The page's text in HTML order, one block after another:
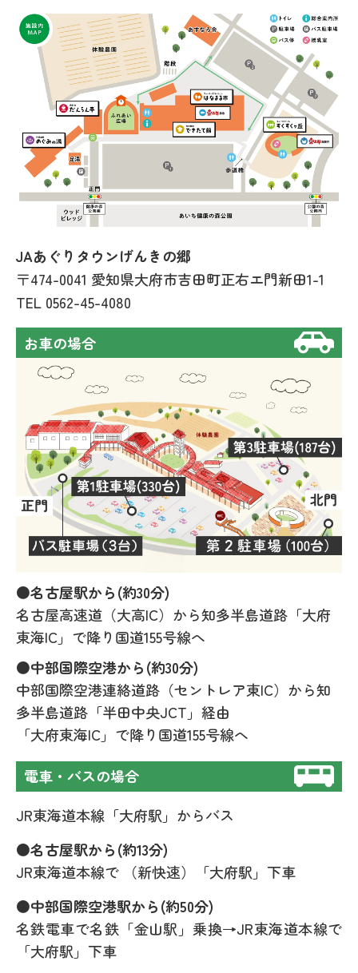
JAあぐりタウンげんきの郷
〒474-0041 愛知県大府市吉田町正右エ門新田1-1
TEL 0562-45-4080
お車の場合
●名古屋駅から(約30分)
名古屋高速道（大高IC）から知多半島道路「大府
東海IC」で降り国道155号線へ
●中部国際空港から(約30分)
中部国際空港連絡道路（セントレア東IC）から知
多半島道路「半田中央JCT」経由
「大府東海IC」で降り国道155号線へ
電車・バスの場合
JR東海道本線「大府駅」からバス
●名古屋駅から(約13分)
JR東海道本線で （新快速）「大府駅」下車
●中部国際空港駅から(約50分)
名鉄電車で名鉄「金山駅」乗換→JR東海道本線で
「大府駅」下車